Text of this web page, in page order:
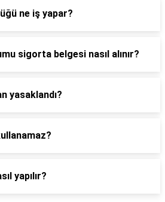
ne iş yapar?
sigorta belgesi nasıl alınır?
yasaklandı?
yapılır?